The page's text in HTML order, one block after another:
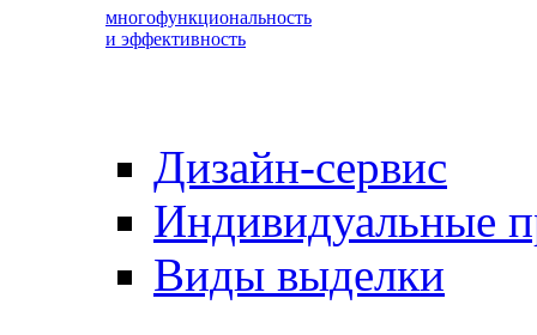
многофункциональность
и эффективность
Дизайн-сервис
Индивидуальные
Виды выделки